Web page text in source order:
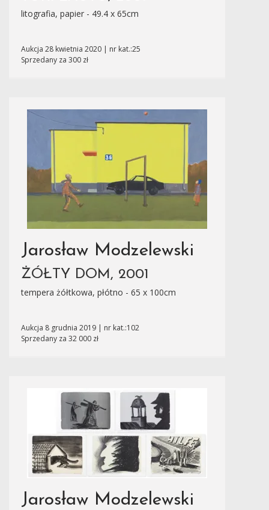
litografia, papier - 49.4 x 65cm
Aukcja 28 kwietnia 2020 | nr kat.:25
Sprzedany za 300 zł
Jarosław Modzelewski
ŻÓŁTY DOM, 2001
tempera żółtkowa, płótno - 65 x 100cm
Aukcja 8 grudnia 2019 | nr kat.:102
Sprzedany za 32 000 zł
Jarosław Modzelewski